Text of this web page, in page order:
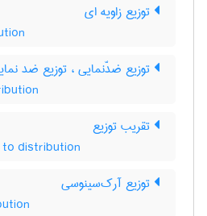
توزیع زاویه ای
توزیع ضدّنمایی ، توزیع ضد
تقریب توزیع
distribution
توزیع آرک‌سینوسی